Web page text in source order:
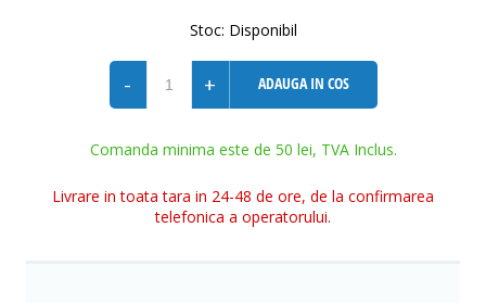
Stoc: Disponibil
- + ADAUGA IN COS
Comanda minima este de 50 lei, TVA Inclus.
Livrare in toata tara in 24-48 de ore, de la confirmarea
telefonica a operatorului.